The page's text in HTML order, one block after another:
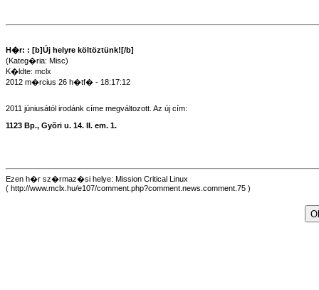
H�r: : [b]Új helyre költöztünk![/b]
(Kateg�ria: Misc)
K�ldte: mclx
2012 m�rcius 26 h�tf� - 18:17:12
2011 júniusától irodánk címe megváltozott. Az új cím:
1123 Bp., Gyõri u. 14. II. em. 1.
Ezen h�r sz�rmaz�si helye: Mission Critical Linux
( http://www.mclx.hu/e107/comment.php?comment.news.comment.75 )